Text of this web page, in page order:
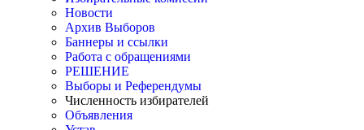
Новости
Архив Выборов
Баннеры и ссылки
Работа с обращениями
РЕШЕНИЕ
Выборы и Референдумы
Численность избирателей
Объявления